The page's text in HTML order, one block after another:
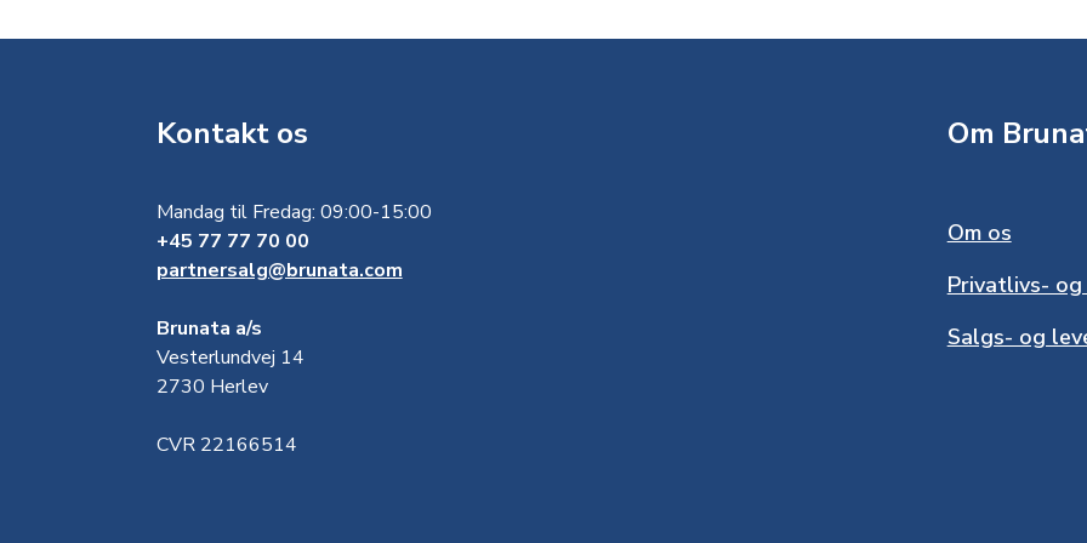
Kontakt os
Mandag til Fredag: 09:00-15:00
+45 77 77 70 00
partnersalg@brunata.com
Brunata a/s
Vesterlundvej 14
2730 Herlev
CVR 22166514
Om
Om os
Privatlivs-
Salgs- og